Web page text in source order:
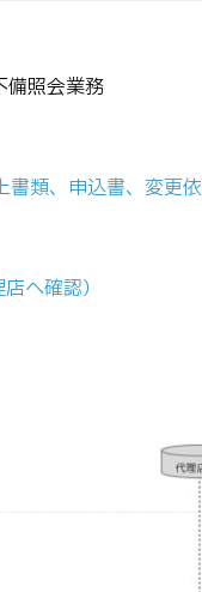
備照会業務
、申込書、変更依
へ確認）